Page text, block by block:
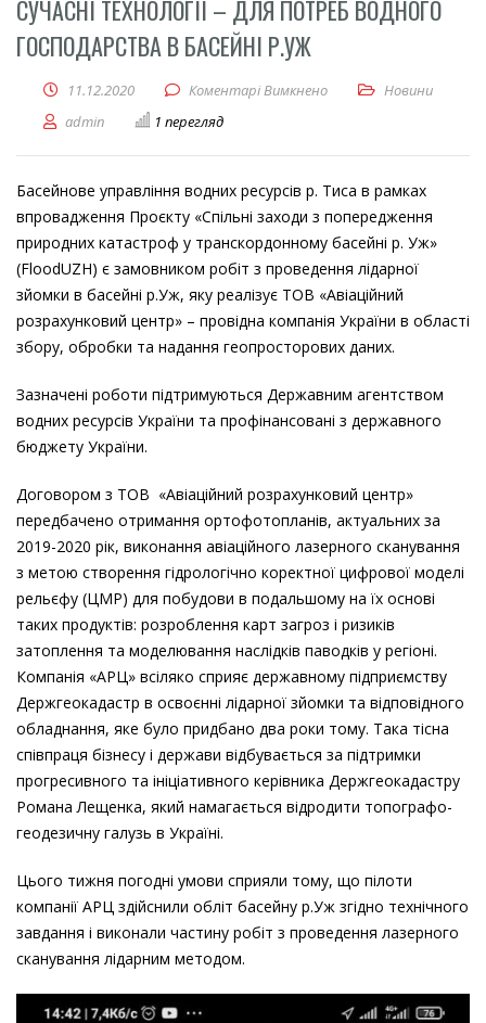
СУЧАСНІ ТЕХНОЛОГІЇ – ДЛЯ ПОТРЕБ ВОДНОГО
ГОСПОДАРСТВА В БАСЕЙНІ Р.УЖ
11.12.2020 Коментарі Вимкнено до СучасніНовини
admin
1 перегляд
Басейнове управління водних ресурсів р. Тиса в рамках
впровадження Проєкту «Спільні заходи з попередження
природних катастроф у транскордонному басейні р. Уж»
(FloodUZH) є замовником робіт з проведення лідарної
зйомки в басейні р.Уж, яку реалізує ТОВ «Авіаційний
розрахунковий центр» – провідна компанія України в області
збору, обробки та надання геопросторових даних.
Зазначені роботи підтримуються Державним агентством
водних ресурсів України та профінансовані з державного
бюджету України.
Договором з ТОВ «Авіаційний розрахунковий центр»
передбачено отримання ортофотопланів, актуальних за
2019-2020 рік, виконання авіаційного лазерного сканування
з метою створення гідрологічно коректної цифрової моделі
рельєфу (ЦМР) для побудови в подальшому на їх основі
таких продуктів: розроблення карт загроз і ризиків
затоплення та моделювання наслідків паводків у регіоні.
Компанія «АРЦ» всіляко сприяє державному підприємству
Держгеокадастр в освоєнні лідарної зйомки та відповідного
обладнання, яке було придбано два роки тому. Така тісна
співпраця бізнесу і держави відбувається за підтримки
прогресивного та ініціативного керівника Держгеокадастру
Романа Лещенка, який намагається відродити топографо-
геодезичну галузь в Україні.
Цього тижня погодні умови сприяли тому, що пілоти
компанії АРЦ здійснили обліт басейну р.Уж згідно технічного
завдання і виконали частину робіт з проведення лазерного
сканування лідарним методом.